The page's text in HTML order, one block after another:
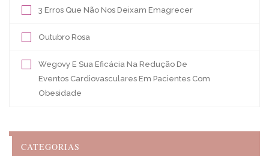
3 Erros Que Não Nos Deixam Emagrecer
Outubro Rosa
Wegovy E Sua Eficácia Na Redução De
Eventos Cardiovasculares Em Pacientes Com
Obesidade
CATEGORIAS